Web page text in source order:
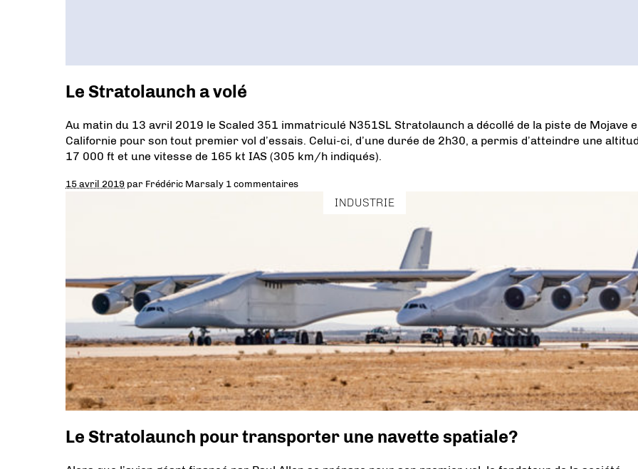
Le Stratolaunch a volé
Au matin du 13 avril 2019 le Scaled 351 immatriculé N351SL Stratolaunch a décollé de la piste de Mojave
Californie pour son tout premier vol d’essais. Celui-ci, d’une durée de 2h30, a permis d’atteindre une
17 000 ft et une vitesse de 165 kt IAS (305 km/h indiqués).
15 avril 2019 par Frédéric Marsaly 1 commentaires
INDUSTRIE
Le Stratolaunch pour transporter une navette spatiale?